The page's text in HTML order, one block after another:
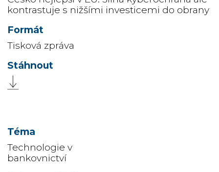
kontrastuje s nižšími investicemi do obrany
Tisková zpráva
Technologie v
bankovnictví